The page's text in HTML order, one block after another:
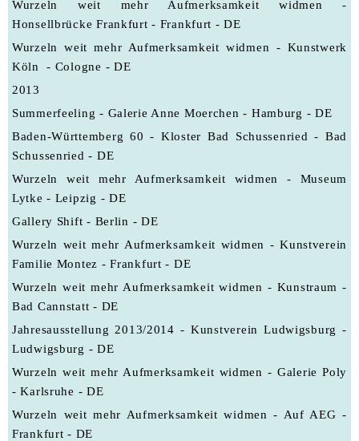
Wurzeln weit mehr Aufmerksamkeit widmen -
Honsellbrücke Frankfurt - Frankfurt - DE
Wurzeln weit mehr Aufmerksamkeit widmen - Kunstwerk
Köln - Cologne - DE
2013
Summerfeeling - Galerie Anne Moerchen - Hamburg - DE
Baden-Württemberg 60 - Kloster Bad Schussenried - Bad
Schussenried - DE
Wurzeln weit mehr Aufmerksamkeit widmen - Museum
Lytke - Leipzig - DE
Gallery Shift - Berlin - DE
Wurzeln weit mehr Aufmerksamkeit widmen - Kunstverein
Familie Montez - Frankfurt - DE
Wurzeln weit mehr Aufmerksamkeit widmen - Kunstraum -
Bad Cannstatt - DE
Jahresausstellung 2013/2014 - Kunstverein Ludwigsburg -
Ludwigsburg - DE
Wurzeln weit mehr Aufmerksamkeit widmen - Galerie Poly
- Karlsruhe - DE
Wurzeln weit mehr Aufmerksamkeit widmen - Auf AEG -
Frankfurt - DE